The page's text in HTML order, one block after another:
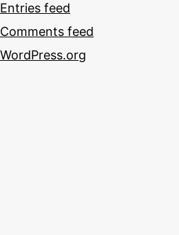
Entries feed
Comments feed
WordPress.org